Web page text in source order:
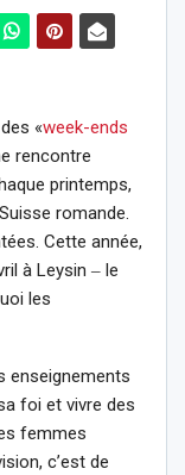
«week-ends
rencontre
printemps,
romande.
Cette année,
à Leysin ‒ le
les
enseignements
foi et vivre des
femmes
c’est de